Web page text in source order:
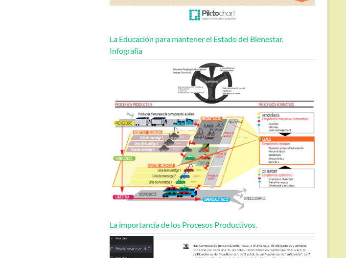
La Educación para mantener el Estado del Bienestar.
Infografía
La importancia de los Procesos Productivos.